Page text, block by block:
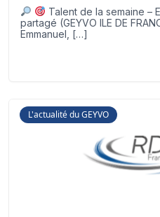
Talent de la semaine –
partagé (GEYVO ILE DE
Emmanuel, […]
L'actualité du GEYVO